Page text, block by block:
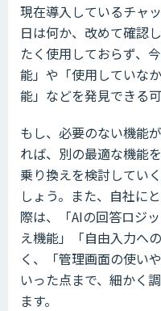
現在導入しているチャ
日は何か、改めて確認
たく使用しておらず、
能」や「使用していな
能」などを発見できる
もし、必要のない機能
れば、別の最適な機能
乗り換えを検討してい
しょう。また、自社に
際は、「AIの回答ロジ
え機能」「自由入力へ
く、「管理画面の使い
いった点まで、細かく
ます。